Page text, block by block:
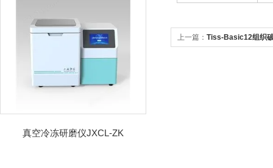
真空冷冻研磨仪JXCL-ZK
上一篇： Tiss-Basic12组织